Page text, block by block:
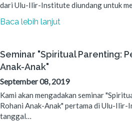
dari Ulu-Ilir-Institute diundang untuk
Baca lebih lanjut
Seminar "Spiritual Parenting:
Anak-Anak"
September 08, 2019
Kami akan mengadakan seminar
Rohani Anak-Anak" pertama di Ulu-Ilir-
tanggal…